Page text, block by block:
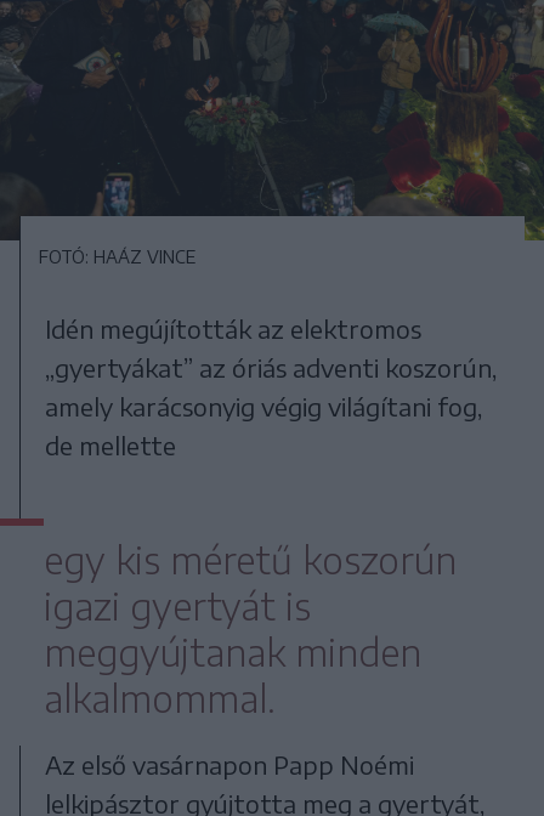
FOTÓ: HAÁZ VINCE
Idén megújították az elektromos
„gyertyákat” az óriás adventi koszorún,
amely karácsonyig végig világítani fog,
de mellette
egy kis méretű koszorún
igazi gyertyát is
meggyújtanak minden
alkalmommal.
Az első vasárnapon Papp Noémi
lelkipásztor gyújtotta meg a gyertyát,